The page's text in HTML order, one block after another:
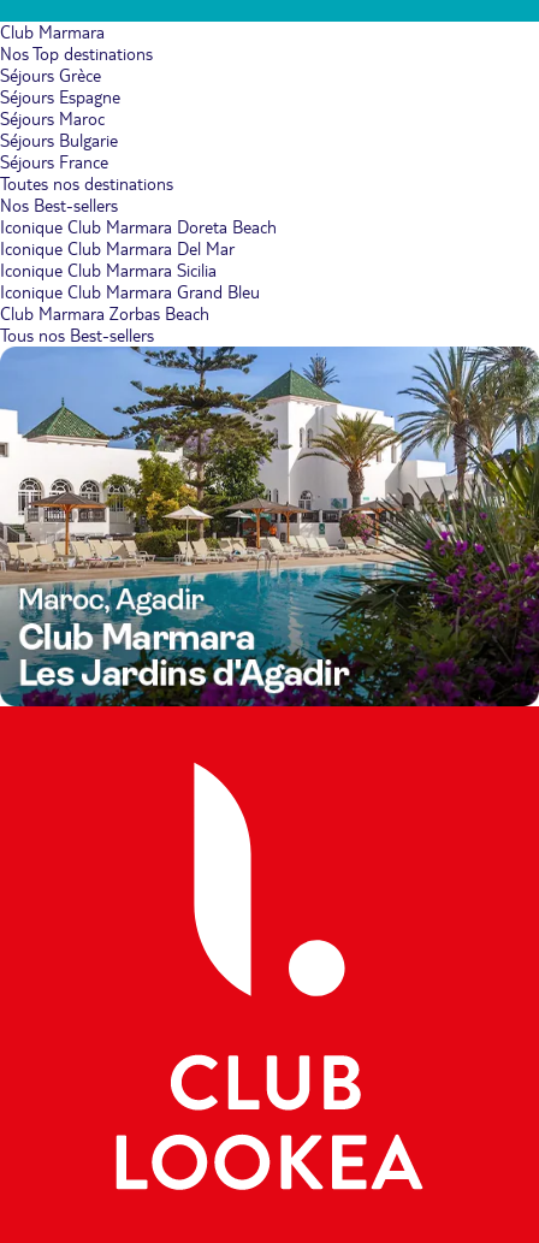
Club Marmara
Nos Top destinations
Séjours Grèce
Séjours Espagne
Séjours Maroc
Séjours Bulgarie
Séjours France
Toutes nos destinations
Nos Best-sellers
Iconique Club Marmara Doreta Beach
Iconique Club Marmara Del Mar
Iconique Club Marmara Sicilia
Iconique Club Marmara Grand Bleu
Club Marmara Zorbas Beach
Tous nos Best-sellers